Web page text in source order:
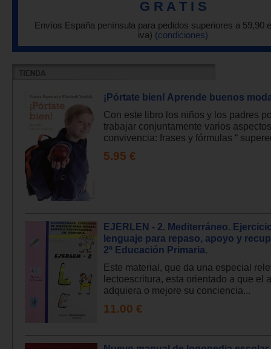
G R A T I S
Envíos España península para pedidos superiores a 59,90
iva) (condiciones)
¡Pórtate bien! Aprende buenos
Con este libro los niños y los padres
trabajar conjuntamente varios
convivencia: frases y fórmulas “
5.95 €
EJERLEN - 2. Mediterráneo.
lenguaje para repaso, apoyo y
2º Educación Primaria.
Este material, que da una especial
lectoescritura, esta orientado a que el
adquiera o mejore su conciencia...
11.00 €